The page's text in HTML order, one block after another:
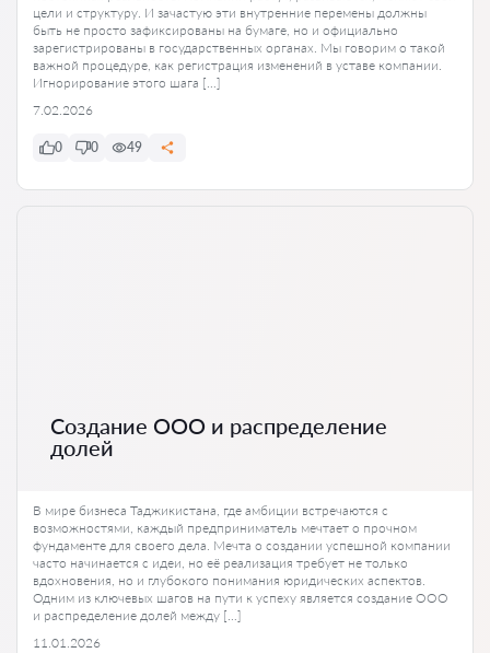
цели и структуру. И зачастую эти внутренние перемены должны
быть не просто зафиксированы на бумаге, но и официально
зарегистрированы в государственных органах. Мы говорим о такой
важной процедуре, как регистрация изменений в уставе компании.
Игнорирование этого шага […]
7.02.2026
0 0 49
Создание ООО и распределение
долей
В мире бизнеса Таджикистана, где амбиции встречаются с
возможностями, каждый предприниматель мечтает о прочном
фундаменте для своего дела. Мечта о создании успешной компании
часто начинается с идеи, но её реализация требует не только
вдохновения, но и глубокого понимания юридических аспектов.
Одним из ключевых шагов на пути к успеху является создание ООО
и распределение долей между […]
11.01.2026